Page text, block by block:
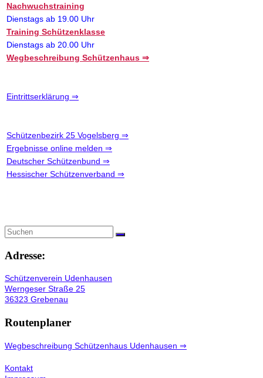
Nachwuchstraining
Dienstags ab 19.00 Uhr
Training Schützenklasse
Dienstags ab 20.00 Uhr
Wegbeschreibung Schützenhaus ⇒
Eintrittserklärung ⇒
Schützenbezirk 25 Vogelsberg ⇒
Ergebnisse online melden ⇒
Deutscher Schützenbund ⇒
Hessischer Schützenverband ⇒
Adresse:
Schützenverein Udenhausen
Werngeser Straße 25
36323 Grebenau
Routenplaner
Wegbeschreibung Schützenhaus Udenhausen ⇒
Kontakt